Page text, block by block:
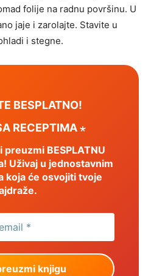
folije na radnu površinu. U
jaje i zarolajte. Stavite u
i stegne.
BESPLATNO!
RECEPTIMA ⋆
preuzmi BESPLATNU
Uživaj u jednostavnim
koja će osvojiti tvoje